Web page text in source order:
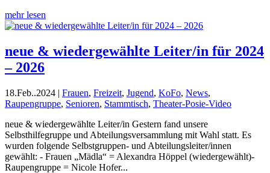
mehr lesen
neue & wiedergewählte Leiter/in für 2024
– 2026
18.Feb..2024 | Frauen, Freizeit, Jugend, KoFo, News,
Raupengruppe, Senioren, Stammtisch, Theater-Posie-Video
neue & wiedergewählte Leiter/in Gestern fand unsere
Selbsthilfegruppe und Abteilungsversammlung mit Wahl statt. Es
wurden folgende Selbstgruppen- und Abteilungsleiter/innen
gewählt: - Frauen „Mädla“ = Alexandra Höppel (wiedergewählt)-
Raupengruppe = Nicole Hofer...